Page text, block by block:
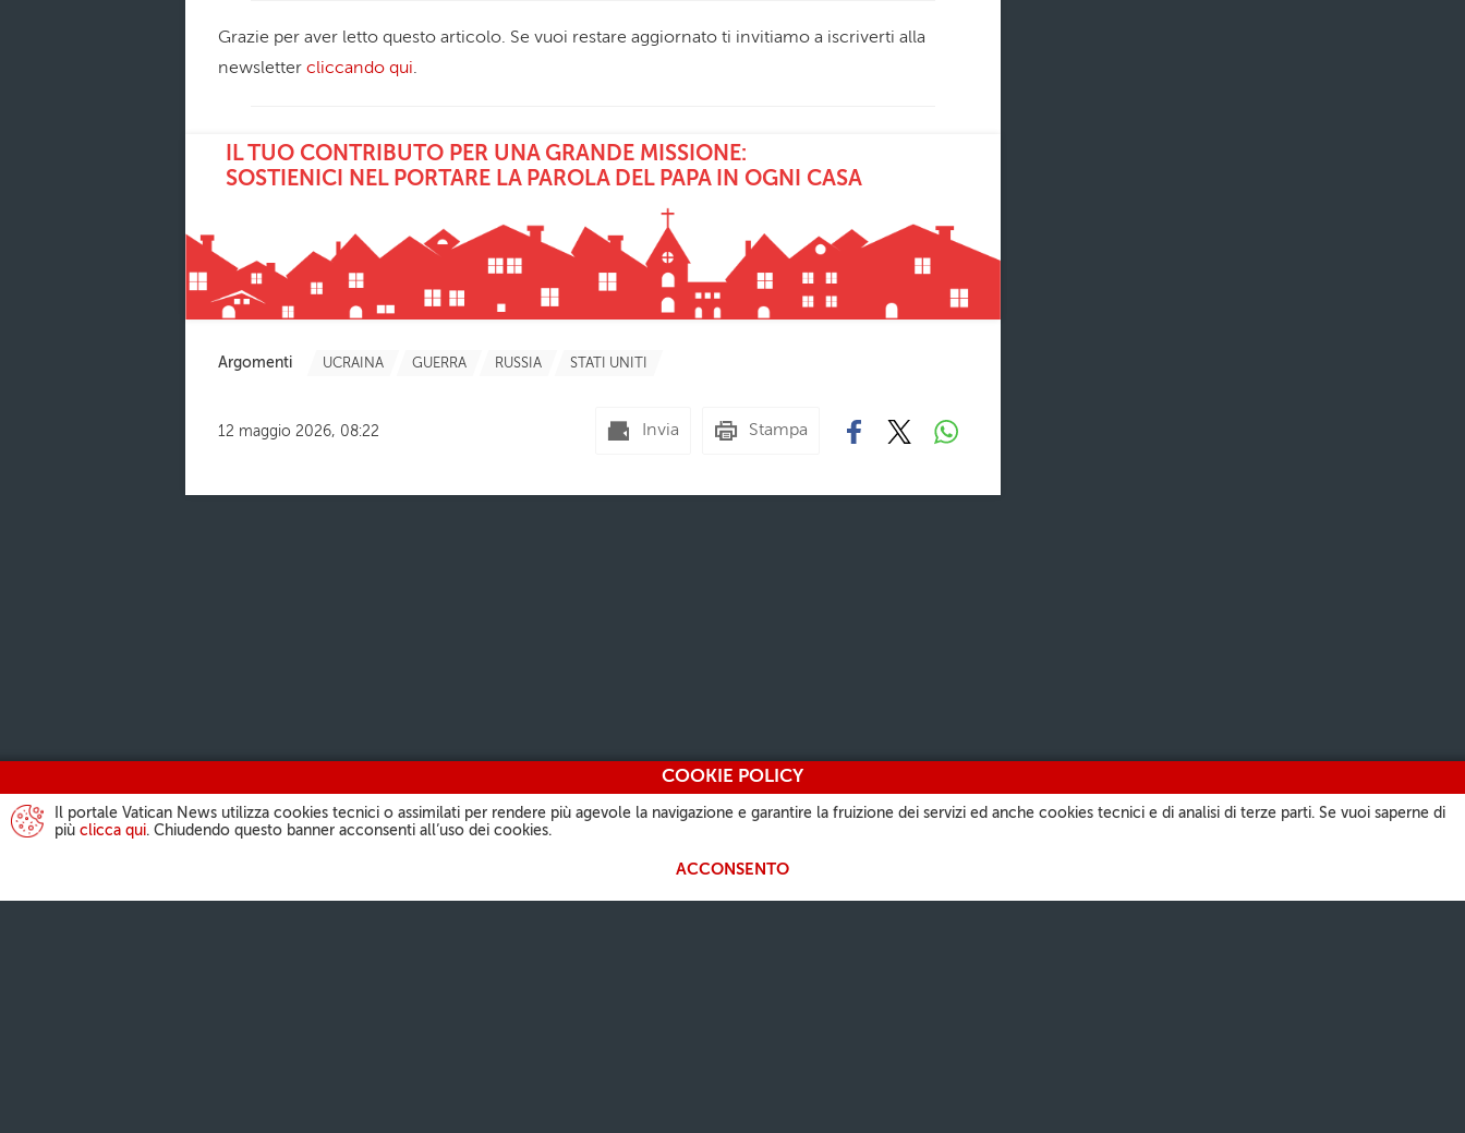
COOKIE POLICY
Il portale Vatican News utilizza cookies tecnici o assimilati per rendere più agevole la navigazione e garantire la fruizione dei servizi ed anche cookies tecnici e di analisi di terze parti. Se vuoi saperne di
più clicca qui. Chiudendo questo banner acconsenti all’uso dei cookies.
ACCONSENTO
Grazie per aver letto questo articolo. Se vuoi restare aggiornato ti invitiamo a iscriverti alla
newsletter cliccando qui.
IL TUO CONTRIBUTO PER UNA GRANDE MISSIONE:
SOSTIENICI NEL PORTARE LA PAROLA DEL PAPA IN OGNI CASA
Argomenti UCRAINA GUERRA RUSSIA STATI UNITI
12 maggio 2026, 08:22 Invia Stampa